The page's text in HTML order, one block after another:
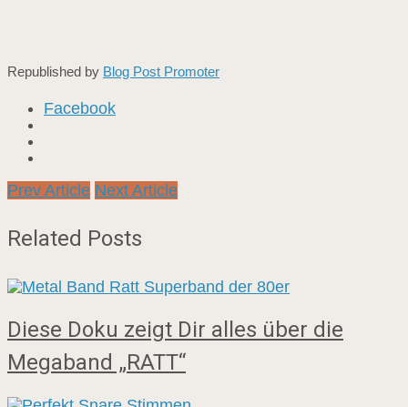
Republished by Blog Post Promoter
Facebook
Prev Article Next Article
Related Posts
Diese Doku zeigt Dir alles über die
Megaband „RATT“